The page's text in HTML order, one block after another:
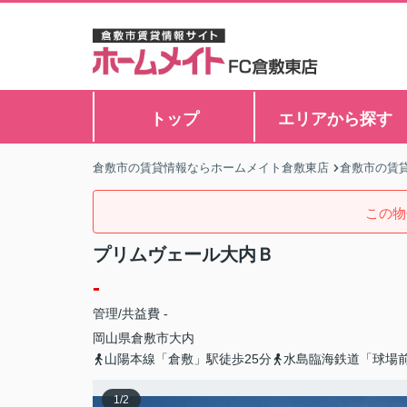
トップ エリアから探す
倉敷市の賃貸情報ならホームメイト倉敷東店 倉敷市の賃
この
プリムヴェール大内Ｂ
-
管理/共益費 -
岡山県倉敷市大内
山陽本線「倉敷」駅徒歩25分
水島臨海鉄道「球場
1/2